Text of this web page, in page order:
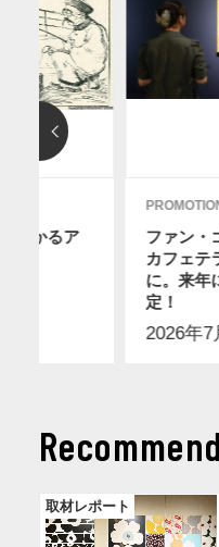
わかるア
ファン・
カフェテ
に。来年
定！
2026年7
Recommend
取材レポート